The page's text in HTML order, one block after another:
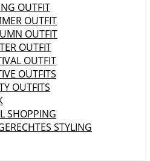
OUTFIT
OUTFIT
OUTFIT
OUTFIT
OUTFIT
OUTFITS
OUTFITS
SHOPPING
STYLING